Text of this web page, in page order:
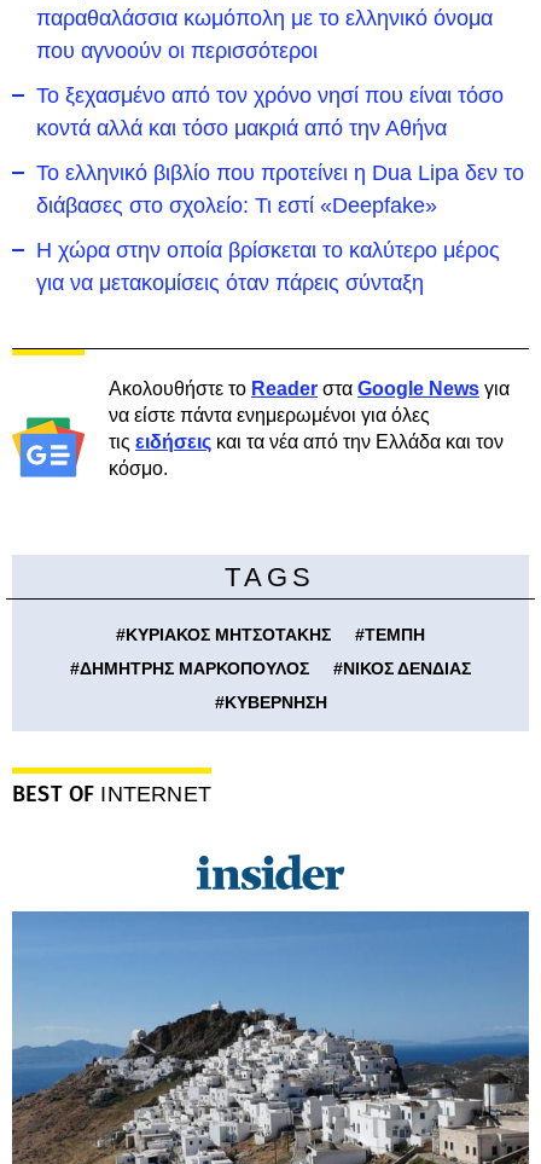
παραθαλάσσια κωμόπολη με το ελληνικό όνομα
που αγνοούν οι περισσότεροι
To ξεχασμένο από τον χρόνο νησί που είναι τόσο
κοντά αλλά και τόσο μακριά από την Αθήνα
Το ελληνικό βιβλίο που προτείνει η Dua Lipa δεν το
διάβασες στο σχολείο: Τι εστί «Deepfake»
Η χώρα στην οποία βρίσκεται το καλύτερο μέρος
για να μετακομίσεις όταν πάρεις σύνταξη
Ακολουθήστε το Reader στα Google News για
να είστε πάντα ενημερωμένοι για όλες
τις ειδήσεις και τα νέα από την Ελλάδα και τον
κόσμο.
TAGS
#ΚΥΡΙΑΚΟΣ ΜΗΤΣΟΤΑΚΗΣ #ΤΕΜΠΗ
#ΔΗΜΗΤΡΗΣ ΜΑΡΚΟΠΟΥΛΟΣ #ΝΙΚΟΣ ΔΕΝΔΙΑΣ
#ΚΥΒΕΡΝΗΣΗ
BEST OF INTERNET